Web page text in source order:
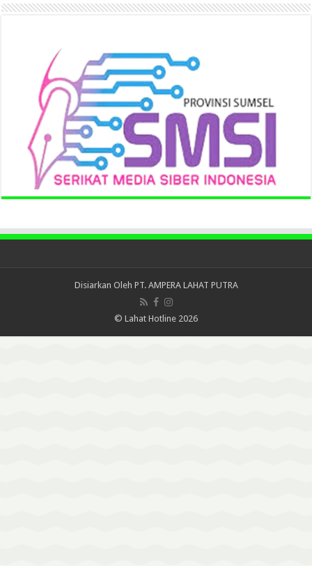
Disiarkan Oleh PT. AMPERA LAHAT PUTRA
© Lahat Hotline 2026